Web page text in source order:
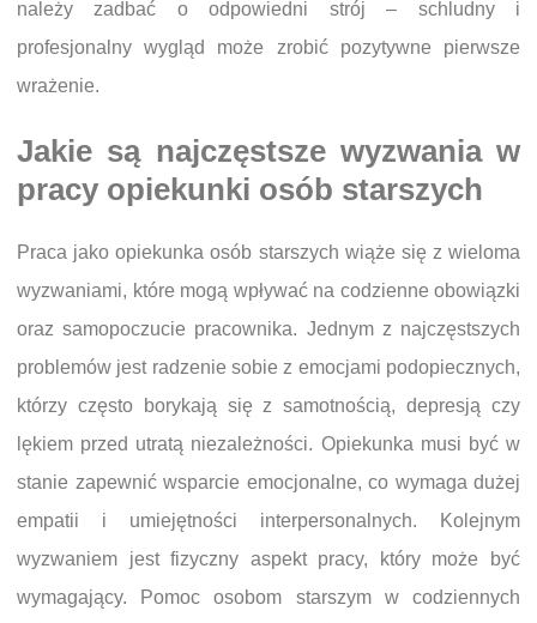
należy zadbać o odpowiedni strój – schludny i
profesjonalny wygląd może zrobić pozytywne pierwsze
wrażenie.
Jakie są najczęstsze wyzwania w
pracy opiekunki osób starszych
Praca jako opiekunka osób starszych wiąże się z wieloma
wyzwaniami, które mogą wpływać na codzienne obowiązki
oraz samopoczucie pracownika. Jednym z najczęstszych
problemów jest radzenie sobie z emocjami podopiecznych,
którzy często borykają się z samotnością, depresją czy
lękiem przed utratą niezależności. Opiekunka musi być w
stanie zapewnić wsparcie emocjonalne, co wymaga dużej
empatii i umiejętności interpersonalnych. Kolejnym
wyzwaniem jest fizyczny aspekt pracy, który może być
wymagający. Pomoc osobom starszym w codziennych